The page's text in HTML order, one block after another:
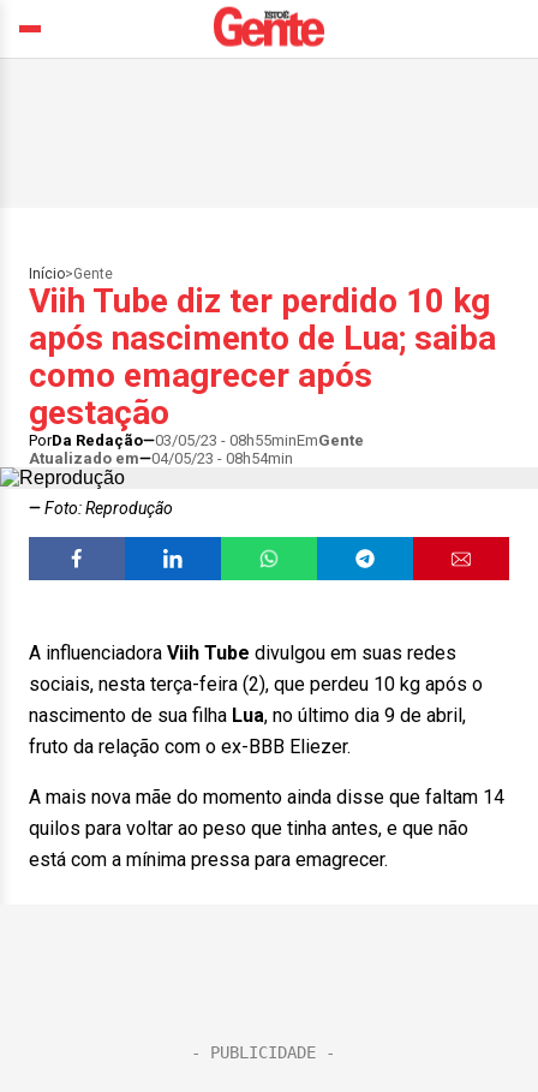
Início>Gente
Viih Tube diz ter perdido 10 kg
após nascimento de Lua; saiba
como emagrecer após
gestação
PorDa Redação 03/05/23 - 08h55minEmGente
Atualizado em
04/05/23 - 08h54min
Foto: Reprodução
A influenciadora Viih Tube divulgou em suas redes
sociais, nesta terça-feira (2), que perdeu 10 kg após o
nascimento de sua filha Lua, no último dia 9 de abril,
fruto da relação com o ex-BBB Eliezer.
A mais nova mãe do momento ainda disse que faltam 14
quilos para voltar ao peso que tinha antes, e que não
está com a mínima pressa para emagrecer.